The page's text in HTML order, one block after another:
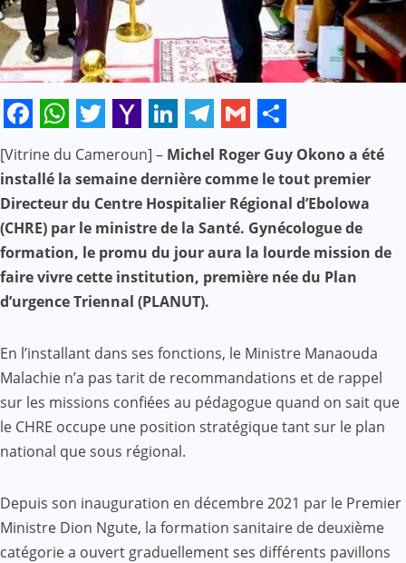
Facebook
WhatsApp
Twitter
Yahoo
Mail
LinkedIn
Telegram
Gmail
Share
[Vitrine du Cameroun] – Michel Roger Guy Okono a été
installé la semaine dernière comme le tout premier
Directeur du Centre Hospitalier Régional d’Ebolowa
(CHRE) par le ministre de la Santé. Gynécologue de
formation, le promu du jour aura la lourde mission de
faire vivre cette institution, première née du Plan
d’urgence Triennal (PLANUT).
En l’installant dans ses fonctions, le Ministre Manaouda
Malachie n’a pas tarit de recommandations et de rappel
sur les missions confiées au pédagogue quand on sait que
le CHRE occupe une position stratégique tant sur le plan
national que sous régional.
Depuis son inauguration en décembre 2021 par le Premier
Ministre Dion Ngute, la formation sanitaire de deuxième
catégorie a ouvert graduellement ses différents pavillons